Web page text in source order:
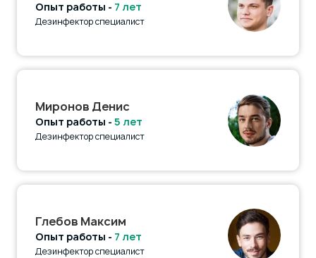
Опыт работы - 7 лет
Дезинфектор специалист
Миронов Денис
Опыт работы - 5 лет
Дезинфектор специалист
Глебов Максим
Опыт работы - 7 лет
Дезинфектор специалист